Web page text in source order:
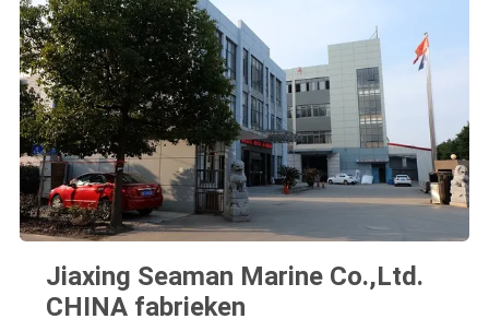
Jiaxing Seaman Marine Co.,Ltd.
CHINA fabrieken